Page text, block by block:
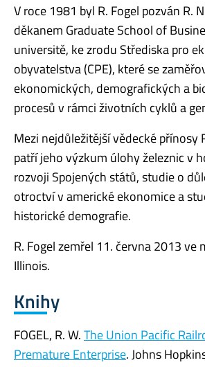
V roce 1981 byl R. Fogel pozván R.
děkanem Graduate School of
universitě, ke zrodu Střediska pro
obyvatelstva (CPE), které se
ekonomických, demografických a
procesů v rámci životních cyklů a
Mezi nejdůležitější vědecké přínosy
patří jeho výzkum úlohy železnic v
rozvoji Spojených států, studie o
otroctví v americké ekonomice a
historické demografie.
R. Fogel zemřel 11. června 2013 ve
Illinois.
Knihy
FOGEL, R. W.The Union Pacific
Premature Enterprise. Johns